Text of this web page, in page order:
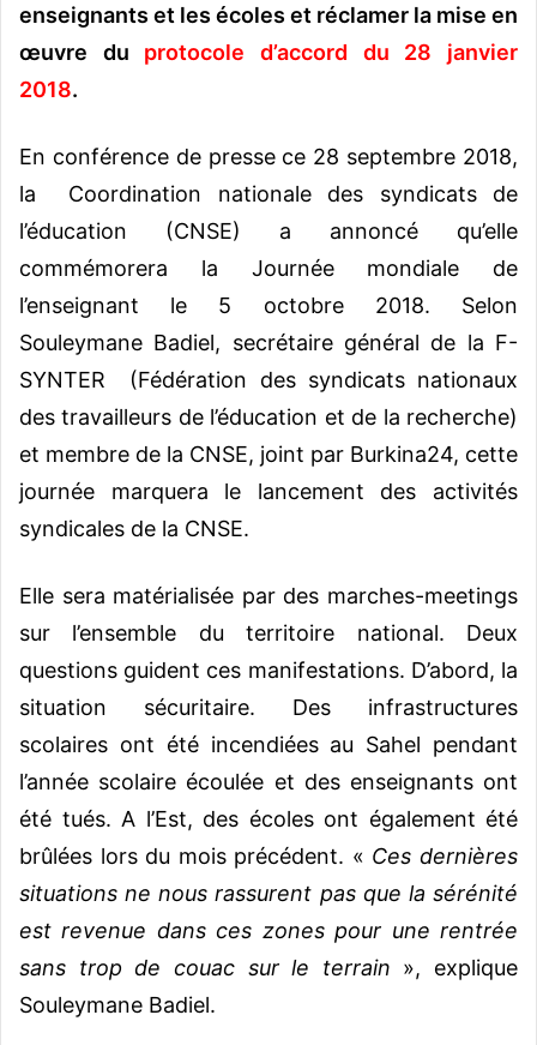
enseignants et les écoles et réclamer la mise en
œuvre du protocole d’accord du 28 janvier
2018.
En conférence de presse ce 28 septembre 2018,
la Coordination nationale des syndicats de
l’éducation (CNSE) a annoncé qu’elle
commémorera la Journée mondiale de
l’enseignant le 5 octobre 2018. Selon
Souleymane Badiel, secrétaire général de la F-
SYNTER (Fédération des syndicats nationaux
des travailleurs de l’éducation et de la recherche)
et membre de la CNSE, joint par Burkina24, cette
journée marquera le lancement des activités
syndicales de la CNSE.
Elle sera matérialisée par des marches-meetings
sur l’ensemble du territoire national. Deux
questions guident ces manifestations. D’abord, la
situation sécuritaire. Des infrastructures
scolaires ont été incendiées au Sahel pendant
l’année scolaire écoulée et des enseignants ont
été tués. A l’Est, des écoles ont également été
brûlées lors du mois précédent. « Ces dernières
situations ne nous rassurent pas que la sérénité
est revenue dans ces zones pour une rentrée
sans trop de couac sur le terrain », explique
Souleymane Badiel.